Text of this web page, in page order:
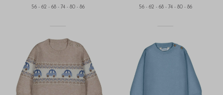
56 - 62 - 68 - 74 - 80 - 86 56 - 62 - 68 - 74 - 80 - 86